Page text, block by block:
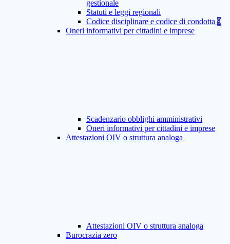
gestionale
Statuti e leggi regionali
Codice disciplinare e codice di condotta 9
Oneri informativi per cittadini e imprese
Scadenzario obblighi amministrativi
Oneri informativi per cittadini e imprese
Attestazioni OIV o struttura analoga
Attestazioni OIV o struttura analoga
Burocrazia zero